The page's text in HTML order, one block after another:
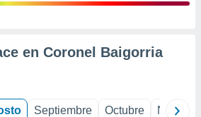
en Coronel Baigorria
Septiembre Octubre